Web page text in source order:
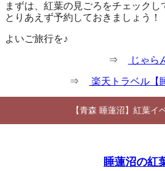
まずは、紅葉の見ごろをチェックし
とりあえず予約しておきましょう！
よいご旅行を♪
⇒ じゃら
⇒ 楽天トラベル【
【青森 睡蓮沼】紅葉イ
睡蓮沼の紅